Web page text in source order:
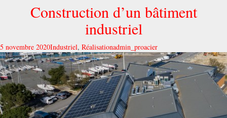
Construction d’un bâtiment
industriel
5 novembre 2020Industriel, Réalisationadmin_proacier